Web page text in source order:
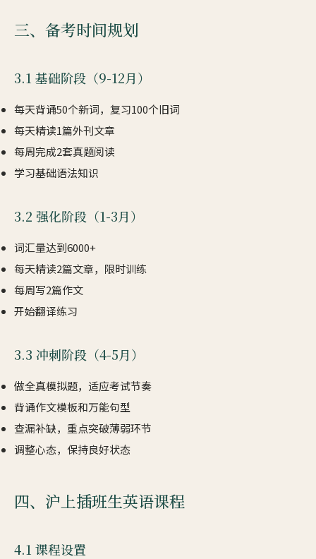
三、备考时间规划
3.1 基础阶段（9-12月）
每天背诵50个新词，复习100个旧词
每天精读1篇外刊文章
每周完成2套真题阅读
学习基础语法知识
3.2 强化阶段（1-3月）
词汇量达到6000+
每天精读2篇文章，限时训练
每周写2篇作文
开始翻译练习
3.3 冲刺阶段（4-5月）
做全真模拟题，适应考试节奏
背诵作文模板和万能句型
查漏补缺，重点突破薄弱环节
调整心态，保持良好状态
四、沪上插班生英语课程
4.1 课程设置